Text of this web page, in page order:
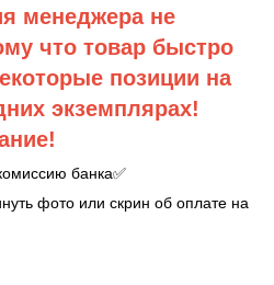
менеджера не
что товар быстро
позиции на
экземплярах!
банка✅
фото или скрин об оплате на